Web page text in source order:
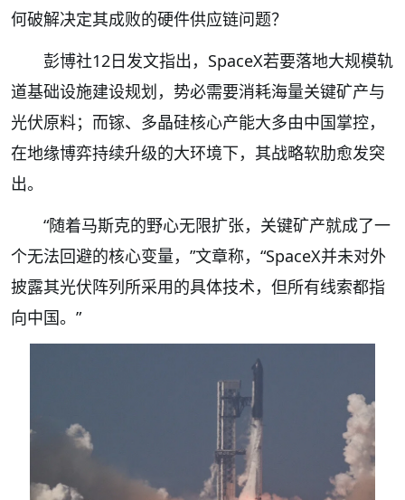
何破解决定其成败的硬件供应链问题？
彭博社12日发文指出，SpaceX若要落地大规模轨
道基础设施建设规划，势必需要消耗海量关键矿产与
光伏原料；而镓、多晶硅核心产能大多由中国掌控，
在地缘博弈持续升级的大环境下，其战略软肋愈发突
出。
“随着马斯克的野心无限扩张，关键矿产就成了一
个无法回避的核心变量，”文章称，“SpaceX并未对外
披露其光伏阵列所采用的具体技术，但所有线索都指
向中国。”